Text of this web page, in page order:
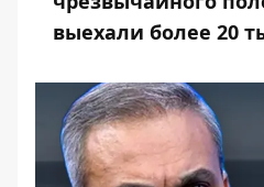
выехали более 20